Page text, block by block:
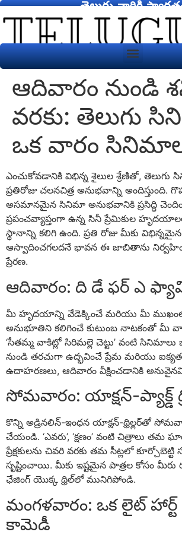
తెలుగు వారికి
ఆదివారం నుండి
వరకు: తెలుగు
ఒక వారం
ఎంచుకోవడానికి విభిన్న శైలుల శ్రేణితో,
ప్రతిరోజు చలనచిత్ర అనుభవాన్ని అందిస్తుంది.
అసమానమైన సినిమా అనుభవానికి ప్రసిద్ధి
ప్రపంచవ్యాప్తంగా ఉన్న సినీ ప్రేమికుల
స్థానాన్ని కలిగి ఉంది. ప్రతి రోజు మీకు
ఆస్వాదించగలదనే భావన ఈ జాబితాను
ప్రేరణ.
ఆదివారం: ది డే ఫర్ ఎ
మీ హృదయాన్ని వేడెక్కించే మరియు మీ ముఖంలో
అనుభూతిని కలిగించే కుటుంబ నాటకంతో మీ
‘సీతమ్మ వాకిట్లో సిరిమల్లె చెట్టు’ వంటి
నుండి తరచుగా ఉద్భవించే ప్రేమ మరియు
ఉదాహరణలు, ఆదివారం వీక్షించడానికి
సోమవారం: యాక్షన్-ప్యాక్డ్
కొన్ని అడ్రినలిన్-ఇంధన యాక్షన్-థ్రిల్లర్‌తో
చేయండి. ‘ఎవరు’, ‘క్షణం’ వంటి చిత్రాలు
ప్రేక్షకులను చివరి వరకు తమ సీట్లలో కూర్చోబెట్టి
సృష్టించాయి. మీకు ఇష్టమైన పాత్రల కోసం మీరు
ఛేజింగ్ యొక్క థ్రిల్‌లో మునిగిపోండి.
మంగళవారం: ఒక లైట్
కామెడీ